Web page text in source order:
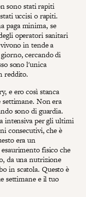
sono stati rapiti
uccisi o rapiti.
paga minima, se
operatori sanitari
in tende a
cercando di
sono l'unica
reddito.
e ero così stanca
Non era
sono di guardia.
intensiva per gli ultimi
consecutivi, che è
era un
fisico che
da una nutrizione
in scatola. Questo è
settimane e il tuo